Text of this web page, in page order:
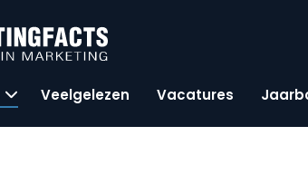
Veelgelezen Vacatures